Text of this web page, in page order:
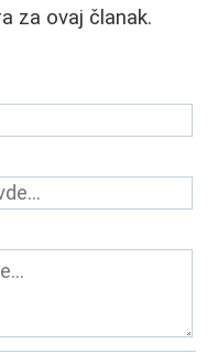
za ovaj članak.